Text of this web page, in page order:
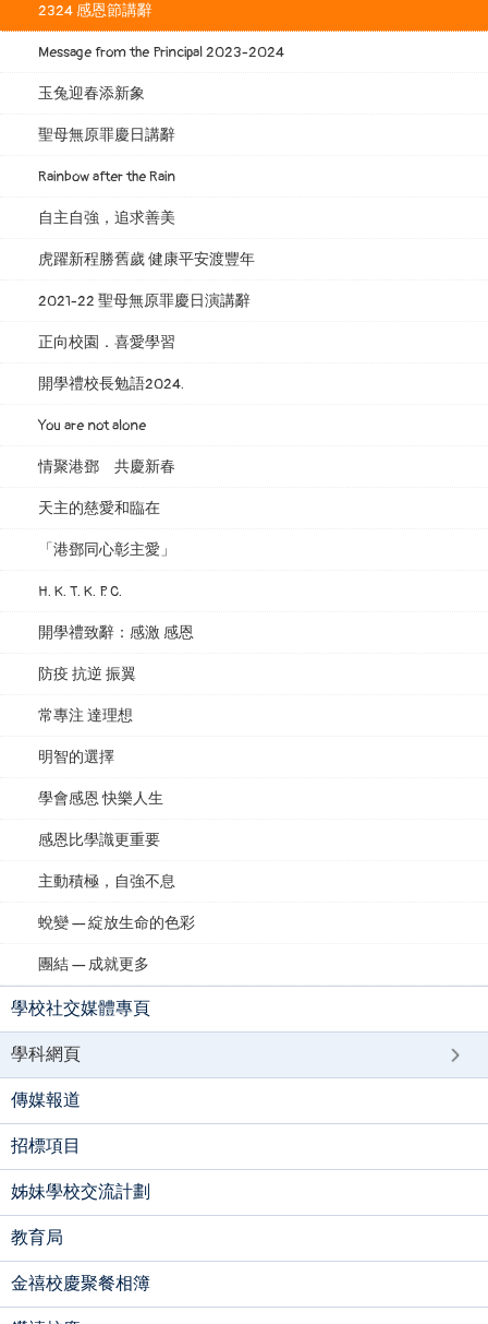
2324 感恩節講辭
Message from the Principal 2023-2024
玉兔迎春添新象
聖母無原罪慶日講辭
Rainbow after the Rain
自主自強，追求善美
虎躍新程勝舊歲 健康平安渡豐年
2021-22 聖母無原罪慶日演講辭
正向校園．喜愛學習
開學禮校長勉語2024.
You are not alone
情聚港鄧 共慶新春
天主的慈愛和臨在
「港鄧同心彰主愛」
H. K. T. K. P. C.
開學禮致辭：感激 感恩
防疫 抗逆 振翼
常專注 達理想
明智的選擇
學會感恩 快樂人生
感恩比學識更重要
主動積極，自強不息
蛻變 — 綻放生命的色彩
團結 — 成就更多
學校社交媒體專頁
學科網頁
傳媒報道
招標項目
姊妹學校交流計劃
教育局
金禧校慶聚餐相簿